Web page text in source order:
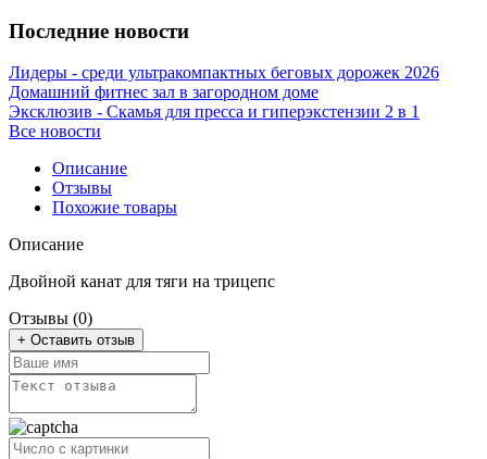
Последние новости
Лидеры - среди ультракомпактных беговых дорожек 2026
Домашний фитнес зал в загородном доме
Эксклюзив - Скамья для пресса и гиперэкстензии 2 в 1
Все новости
Описание
Отзывы
Похожие товары
Описание
Двойной канат для тяги на трицепс
Отзывы (0)
+ Оставить отзыв